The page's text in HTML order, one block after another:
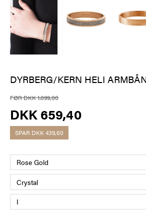
DYRBERG/KERN HELI
FØR DKK 1.099,00
DKK 659,40
SPAR DKK 439,60